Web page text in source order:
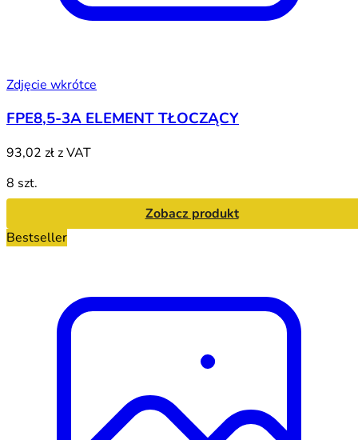
Zdjęcie wkrótce
FPE8,5-3A ELEMENT TŁOCZĄCY
93,02 złz VAT
8 szt.
Zobacz produkt
Bestseller